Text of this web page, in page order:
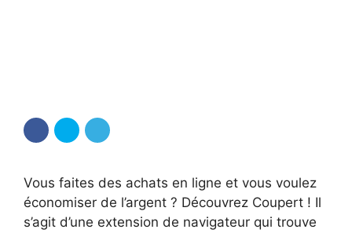
Vous faites des achats en ligne et vous voulez
économiser de l’argent ? Découvrez Coupert ! Il
s’agit d’une extension de navigateur qui trouve